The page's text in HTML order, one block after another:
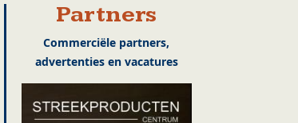
Partners
Commerciële partners,
advertenties en vacatures